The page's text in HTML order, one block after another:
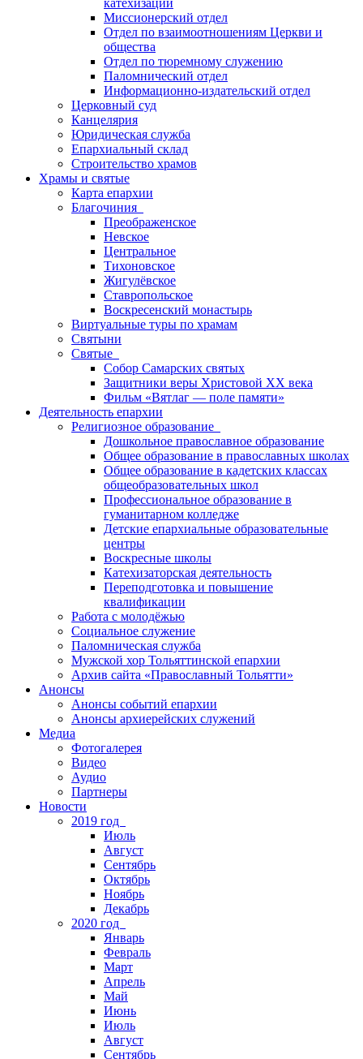
катехизации
Миссионерский отдел
Отдел по взаимоотношениям Церкви и
общества
Отдел по тюремному служению
Паломнический отдел
Информационно-издательский отдел
Церковный суд
Канцелярия
Юридическая служба
Епархиальный склад
Строительство храмов
Храмы и святые
Карта епархии
Благочиния
Преображенское
Невское
Центральное
Тихоновское
Жигулёвское
Ставропольское
Воскресенский монастырь
Виртуальные туры по храмам
Святыни
Святые
Собор Самарских святых
Защитники веры Христовой XX века
Фильм «Вятлаг — поле памяти»
Деятельность епархии
Религиозное образование
Дошкольное православное образование
Общее образование в православных школах
Общее образование в кадетских классах
общеобразовательных школ
Профессиональное образование в
гуманитарном колледже
Детские епархиальные образовательные
центры
Воскресные школы
Катехизаторская деятельность
Переподготовка и повышение
квалификации
Работа с молодёжью
Социальное служение
Паломническая служба
Мужской хор Тольяттинской епархии
Архив сайта «Православный Тольятти»
Анонсы
Анонсы событий епархии
Анонсы архиерейских служений
Медиа
Фотогалерея
Видео
Аудио
Партнеры
Новости
2019 год
Июль
Август
Сентябрь
Октябрь
Ноябрь
Декабрь
2020 год
Январь
Февраль
Март
Апрель
Май
Июнь
Июль
Август
Сентябрь